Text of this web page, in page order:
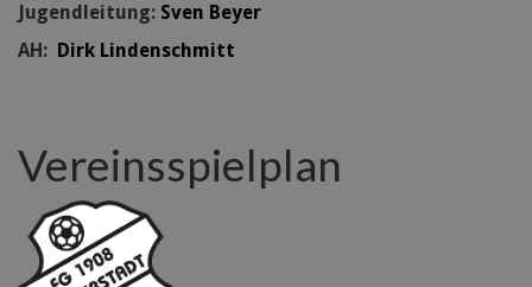
Jugendleitung: Sven Beyer
AH: Dirk Lindenschmitt
Vereinsspielplan